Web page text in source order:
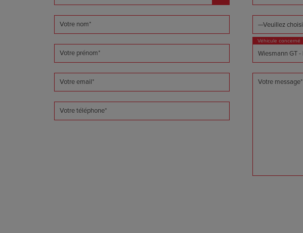
Votre nom*
Votre prénom*
Votre email*
Votre téléphone*
Véhicule concerné
Votre message*